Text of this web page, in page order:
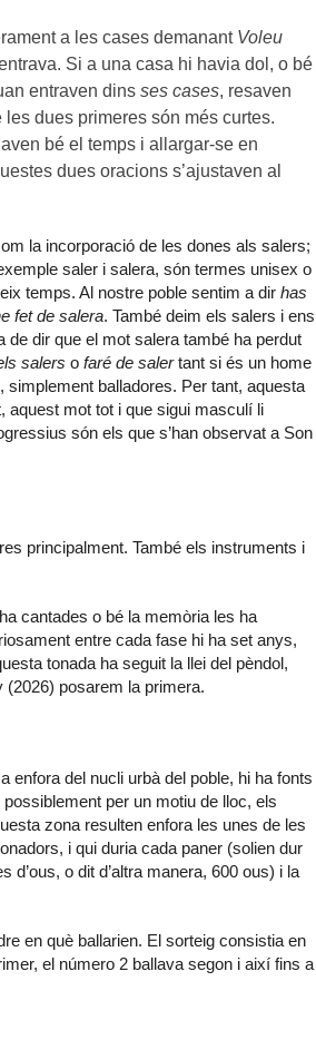
a les cases demanant Voleu
Si a una casa hi havia dol, o bé
entraven dins ses cases, resaven
dues primeres són més curtes.
bé el temps i allargar-se en
dues oracions s’ajustaven al
la incorporació de les dones als salers;
saler i salera, són termes unisex o
temps. Al nostre poble sentim a dir has
fet de salera. També deim els salers i ens
de dir que el mot salera també ha perdut
salers o faré de salertant si és un home
balladores. Per tant, aquesta
aquest mot tot i que sigui masculí li
són els que s’han observat a Son
principalment. També els instruments i
cantades o bé la memòria les ha
entre cada fase hi ha set anys,
tonada ha seguit la llei del pèndol,
(2026) posarem la primera.
del nucli urbà del poble, hi ha fonts
per un motiu de lloc, els
zona resulten enfora les unes de les
i qui duria cada paner (solien dur
o dit d’altra manera, 600 ous) i la
en què ballarien. El sorteig consistia en
el número 2 ballava segon i així fins a